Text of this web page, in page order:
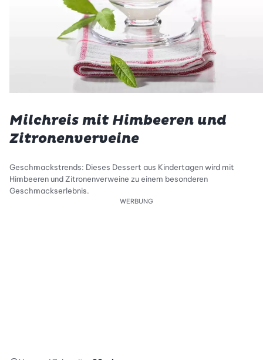
Milchreis mit Himbeeren und
Zitronenverveine
Geschmackstrends: Dieses Dessert aus Kindertagen wird mit
Himbeeren und Zitronenverweine zu einem besonderen
Geschmackserlebnis.
WERBUNG